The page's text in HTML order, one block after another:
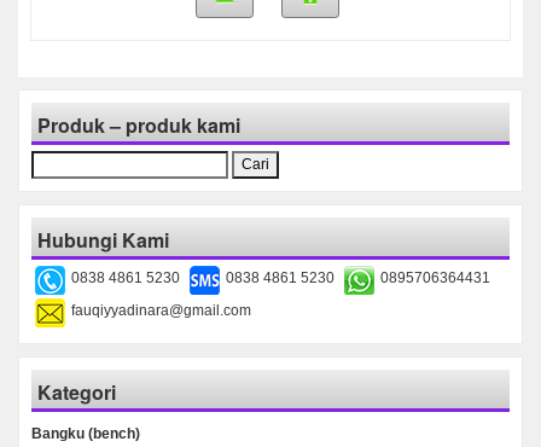
Produk – produk kami
untuk:
Hubungi Kami
0838 4861 5230 0838 4861 5230
0895706364431
fauqiyyadinara@gmail.com
Kategori
Bangku (bench)